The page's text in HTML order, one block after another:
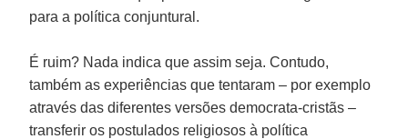
para a política conjuntural.
É ruim? Nada indica que assim seja. Contudo,
também as experiências que tentaram – por exemplo
através das diferentes versões democrata-cristãs –
transferir os postulados religiosos à política